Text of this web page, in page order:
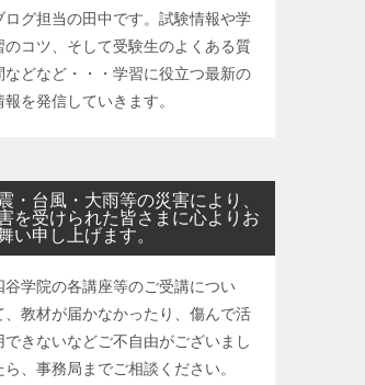
ログ担当の田中です。試験情報や学
のコツ、そして受験生のよくある質
などなど・・・学習に役立つ最新の
報を発信していきます。
・台風・大雨等の災害により、
を受けられた皆さまに心よりお
い申し上げます。
谷学院の各講座等のご受講につい
、教材が届かなかったり、傷んで活
できないなどご不自由がございまし
ら、事務局までご相談ください。